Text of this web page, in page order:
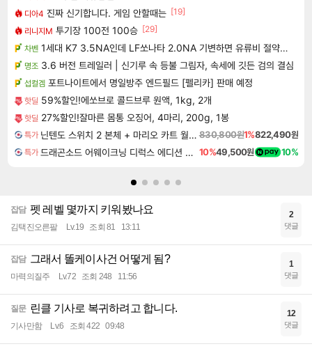
디아4 진짜 신기합니다. 게임 안할때는 [19]
리니지M 투기장 100전 100승 [29]
차벤 1세대 K7 3.5NA인데 LF쏘나타 2.0NA 기변하면 유류비 절약이 얼마나 될까요..?
명조 3.6 버전 트레일러 | 신기루 속 등불 그림자, 속세에 깃든 검의 결심
섭컬겜 포트나이트에서 명일방주 엔드필드 [펠리카] 판매 예정
핫딜 59%할인!에쏘브로 콜드브루 원액, 1kg, 2개
핫딜 27%할인!잘마른 몸통 오징어, 4마리, 200g, 1봉
특가 닌텐도 스위치 2 본체 + 마리오 카트 월드 + 슈퍼 마리오 파티 잼버리 닌텐도 스위치 2 에디션 + 잼버리 TV 번들 830,800원1%822,490원
특가 드래곤소드 어웨이크닝 디럭스 에디션 DragonSword Awakening Deluxe Edition 10%49,500원 10%
잡담 펫 레벨 몇까지 키워봤나요
김택진오른팔 Lv.19 조회 81 13:11
2
댓글
잡담 그래서 똘케이사건 어떻게 됨?
마력의질주 Lv.72 조회 248 11:56
1
댓글
질문 린클 기사로 복귀하려고 합니다.
기사만함 Lv.6 조회 422 09:48
12
댓글